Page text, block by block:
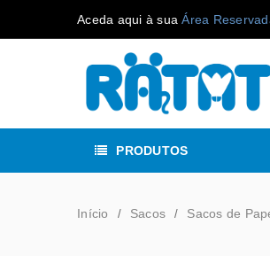
Aceda aqui à suaÁrea
PRODUTOS
Início / Sacos / Sacos de